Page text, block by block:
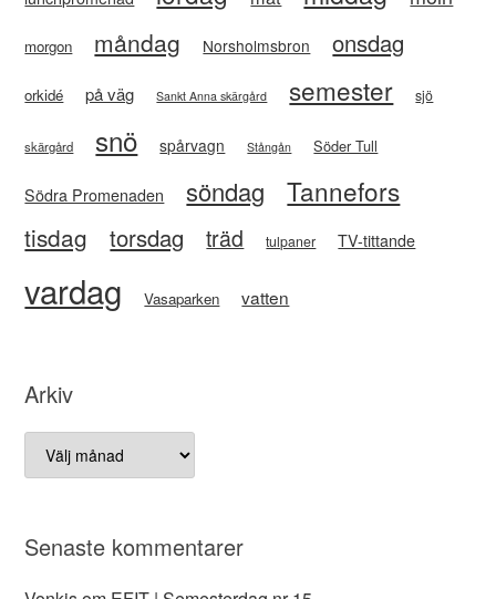
morgon måndag Norsholmsbron onsdag
orkidé på väg Sankt Anna skärgård semester sjö
skärgård snö spårvagn Stångån Söder Tull
Södra Promenaden söndag Tannefors
tisdag torsdag träd tulpaner TV-tittande
vardag Vasaparken vatten
Arkiv
Arkiv
Senaste kommentarer